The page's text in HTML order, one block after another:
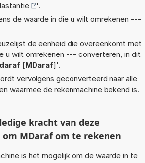
'.
de waarde in die u wilt omrekenen ---
de eenheid die overeenkomt met
u wilt omrekenen --- converteren, in dit
[MDaraf]'.
vervolgens geconverteerd naar alle
waarmee de rekenmachine bekend is.
kracht van deze
MDaraf om te rekenen
is het mogelijk om de waarde in te